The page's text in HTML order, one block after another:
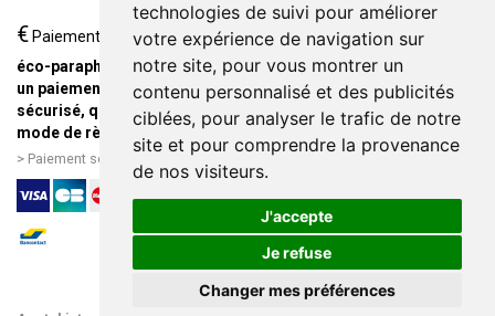
technologies de suivi pour améliorer
votre expérience de navigation sur
notre site, pour vous montrer un
contenu personnalisé et des publicités
ciblées, pour analyser le trafic de notre
site et pour comprendre la provenance
de nos visiteurs.
J'accepte
Je refuse
Changer mes préférences
€ Paiement
éco-parapharmacie.fr offre
un paiement entièrement
sécurisé, quel que soit le
mode de règlement
Paiement sécurisé et simple
Livraison / Point retrait
Commandez en ligne et
recevez votre commande
rapidement chez vous ou en
point retrait
Livraison chez vous ou en